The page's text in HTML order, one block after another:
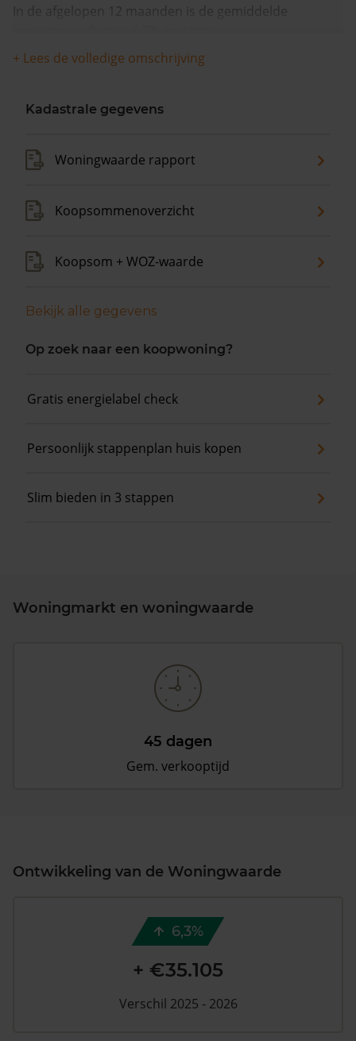
In de afgelopen 12 maanden is de gemiddelde
+ Lees de volledige omschrijving
Kadastrale gegevens
Woningwaarde rapport
Koopsommenoverzicht
Koopsom + WOZ-waarde
Bekijk alle gegevens
Op zoek naar een koopwoning?
Gratis energielabel check
Persoonlijk stappenplan huis kopen
Slim bieden in 3 stappen
Woningmarkt en woningwaarde
45 dagen
Gem. verkooptijd
Ontwikkeling van de Woningwaarde
6,3%
+ €35.105
Verschil 2025 - 2026